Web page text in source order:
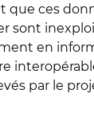
que ces
sont
en
par le